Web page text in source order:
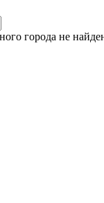
города не